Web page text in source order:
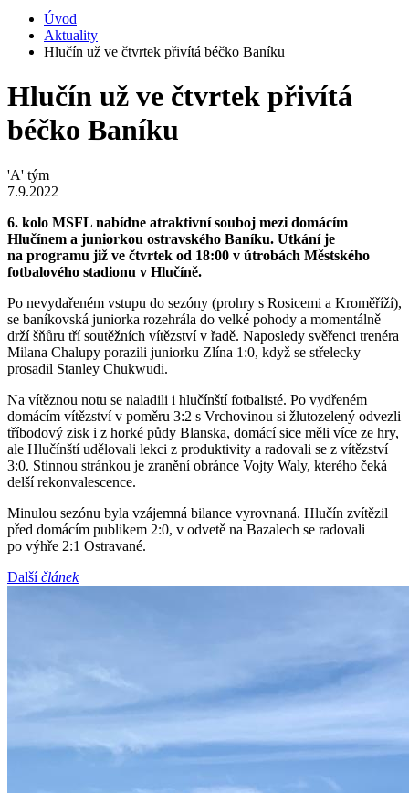
Úvod
Aktuality
Hlučín už ve čtvrtek přivítá béčko Baníku
Hlučín už ve čtvrtek přivítá
béčko Baníku
'A' tým
7.9.2022
6. kolo MSFL nabídne atraktivní souboj mezi domácím
Hlučínem a juniorkou ostravského Baníku. Utkání je
na programu již ve čtvrtek od 18:00 v útrobách Městského
fotbalového stadionu v Hlučíně.
Po nevydařeném vstupu do sezóny (prohry s Rosicemi a Kroměříží),
se baníkovská juniorka rozehrála do velké pohody a momentálně
drží šňůru tří soutěžních vítězství v řadě. Naposledy svěřenci trenéra
Milana Chalupy porazili juniorku Zlína 1:0, když se střelecky
prosadil Stanley Chukwudi.
Na vítěznou notu se naladili i hlučínští fotbalisté. Po vydřeném
domácím vítězství v poměru 3:2 s Vrchovinou si žlutozelený odvezli
tříbodový zisk i z horké půdy Blanska, domácí sice měli více ze hry,
ale Hlučínští udělovali lekci z produktivity a radovali se z vítězství
3:0. Stinnou stránkou je zranění obránce Vojty Waly, kterého čeká
delší rekonvalescence.
Minulou sezónu byla vzájemná bilance vyrovnaná. Hlučín zvítězil
před domácím publikem 2:0, v odvetě na Bazalech se radovali
po výhře 2:1 Ostravané.
Dalšíčlánek